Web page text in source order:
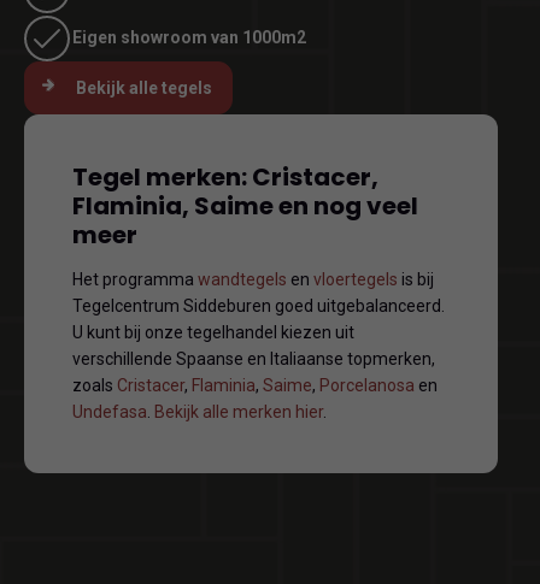
Eigen showroom van 1000m2
Bekijk alle tegels
Tegel merken: Cristacer,
Flaminia, Saime en nog veel
meer
Het programma wandtegels en vloertegels is bij
Tegelcentrum Siddeburen goed uitgebalanceerd.
U kunt bij onze tegelhandel kiezen uit
verschillende Spaanse en Italiaanse topmerken,
zoals Cristacer, Flaminia, Saime, Porcelanosa en
Undefasa Bekijk alle merken hier.